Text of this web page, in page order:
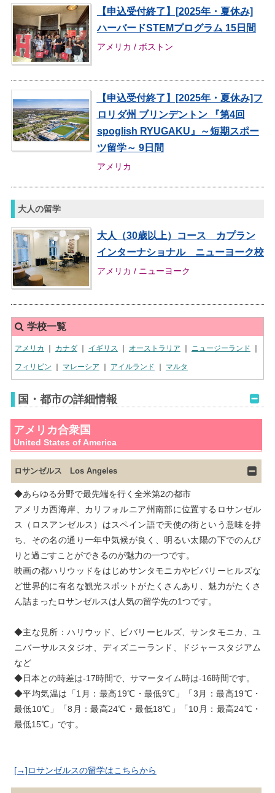
【申込受付終了】[2025年・夏休み]
ハーバードSTEMプログラム 15日間
アメリカ / ボストン
【申込受付終了】[2025年・夏休み]フ
ロリダ州 ブリンデントン 『第4回
spoglish RYUGAKU』～短期スポー
ツ留学～ 9日間
アメリカ
大人の留学
大人（30歳以上）コース カプラン
インターナショナル ニューヨーク校
アメリカ / ニューヨーク
学校一覧
アメリカ ｜ カナダ｜ イギリス ｜ オーストラリア ｜ ニュージーランド ｜
フィリピン ｜ マレーシア ｜ アイルランド ｜ マルタ
国・都市の詳細情報
アメリカ合衆国
United States of America
ロサンゼルス Los Angeles
◆あらゆる分野で最先端を行く全米第2の都市
アメリカ西海岸、カリフォルニア州南部に位置するロサンゼル
ス（ロスアンゼルス）はスペイン語で天使の街という意味を持
ち、その名の通り一年中気候が良く、明るい太陽の下でのんび
りと過ごすことができるのが魅力の一つです。
映画の都ハリウッドをはじめサンタモニカやビバリーヒルズな
ど世界的に有名な観光スポットがたくさんあり、魅力がたくさ
ん詰まったロサンゼルスは人気の留学先の1つです。
◆主な見所：ハリウッド、ビバリーヒルズ、サンタモニカ、ユ
ニバーサルスタジオ、ディズニーランド、ドジャースタジアム
など
◆日本との時差は-17時間で、サマータイム時は-16時間です。
◆平均気温は「1月：最高19℃・最低9℃」「3月：最高19℃・
最低10℃」「8月：最高24℃・最低18℃」「10月：最高24℃・
[→]ロサンゼルスの留学はこちらから